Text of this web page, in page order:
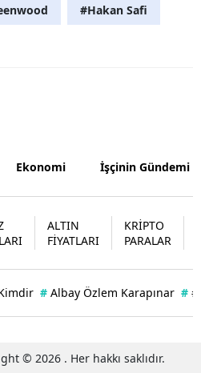
Sakarya
Tekirdağ
Trabzon
Tunceli
Şanlıurfa
#Hakan Safi
Ekonomi İşçinin Gündemi
ALTIN
FİYATLARI
KRİPTO
PARALAR
# Albay Özlem Karapınar #
© 2026 . Her hakkı saklıdır.